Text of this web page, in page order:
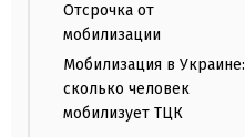
Отсрочка от
мобилизации
Мобилизация в Украине:
сколько человек
мобилизует ТЦК